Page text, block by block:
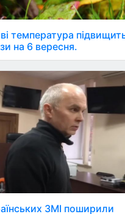
температура
на 6 вересня.
ЗМІ поширили